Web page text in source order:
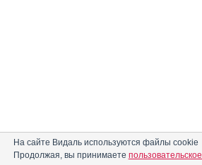
На сайте Видаль используются файлы cookie
Продолжая, вы принимаете